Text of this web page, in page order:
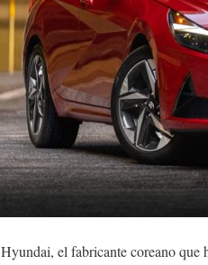
Hyundai, el fabricante coreano que